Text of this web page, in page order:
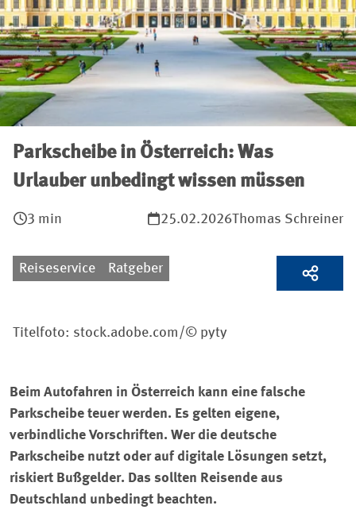
Parkscheibe in Österreich: Was
Urlauber unbedingt wissen müssen
3 min 25.02.2026Thomas Schreiner
Reiseservice Ratgeber
Titelfoto: stock.adobe.com/© pyty
Beim Autofahren in Österreich kann eine falsche
Parkscheibe teuer werden. Es gelten eigene,
verbindliche Vorschriften. Wer die deutsche
Parkscheibe nutzt oder auf digitale Lösungen setzt,
riskiert Bußgelder. Das sollten Reisende aus
Deutschland unbedingt beachten.